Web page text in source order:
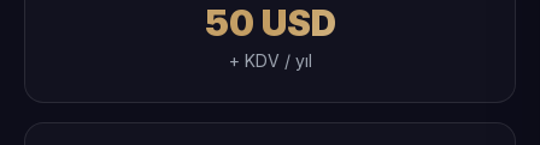
50 USD
+ KDV / yıl